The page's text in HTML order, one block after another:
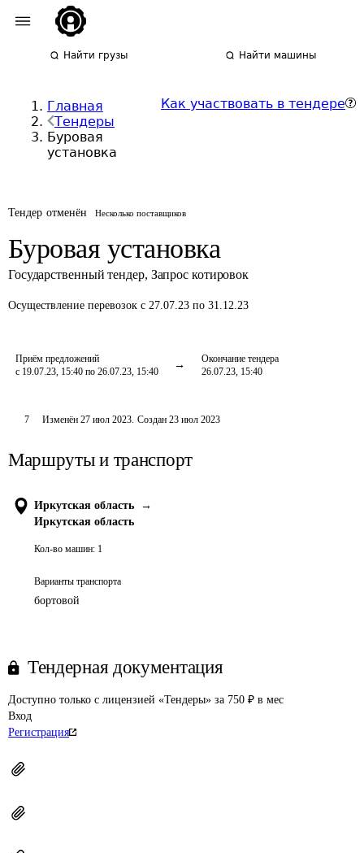
Найти грузы Найти машины
Главная
Тендеры
Буровая
установка
Как участвовать в тендере
Тендер отменён Несколько поставщиков
Буровая установка
Государственный тендер, Запрос котировок
Осуществление перевозок с 27.07.23 по 31.12.23
Приём предложений
с 19.07.23, 15:40 по 26.07.23, 15:40
Окончание тендера
26.07.23, 15:40
7 Изменён 27 июл 2023. Создан 23 июл 2023
Маршруты и транспорт
Иркутская область
→
Иркутская область
Кол-во машин: 1
Варианты транспорта
бортовой
Тендерная документация
Доступно только с лицензией «Тендеры» за 750 ₽ в мес
Вход
Регистрация